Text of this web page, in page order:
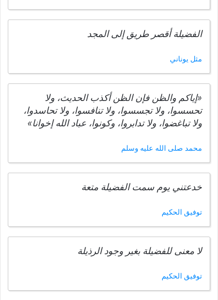
الفضيلة أقصر طريق إلى المجد
مثل يوناني
«إياكم والظن فإن الظن أكذب الحديث، ولا
تحسسوا، ولا تجسسوا، ولا تنافسوا، ولا تحاسدوا،
ولا تباغضوا، ولا تدابروا، وكونوا، عباد الله إخوانا»
محمد صلى الله عليه وسلم
خدعتني يوم سمت الفضيلة متعة
توفيق الحكيم
لا معنى للفضيلة بغير وجود الرذيلة
توفيق الحكيم